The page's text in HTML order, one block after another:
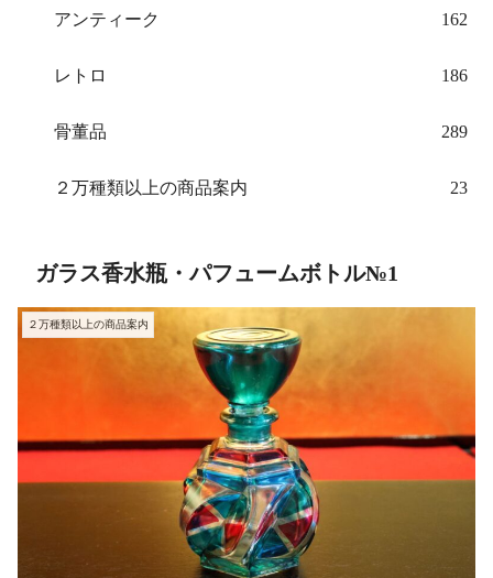
アンティーク 162
レトロ 186
骨董品 289
２万種類以上の商品案内 23
ガラス香水瓶・パフュームボトル№1
２万種類以上の商品案内